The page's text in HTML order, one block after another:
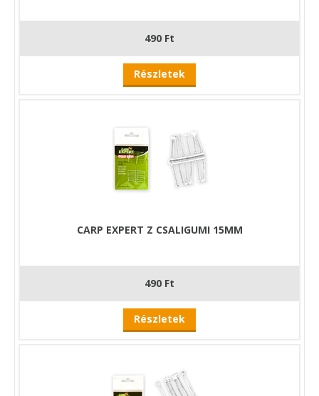
490 Ft
Részletek
CARP EXPERT Z CSALIGUMI 15MM
490 Ft
Részletek